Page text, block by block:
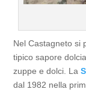
Nel Castagneto si
tipico sapore
zuppe e dolci. La
dal 1982 nella